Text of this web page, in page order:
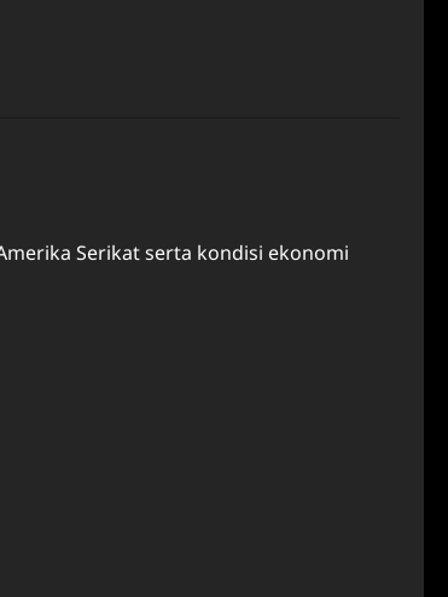
Serikat serta kondisi ekonomi